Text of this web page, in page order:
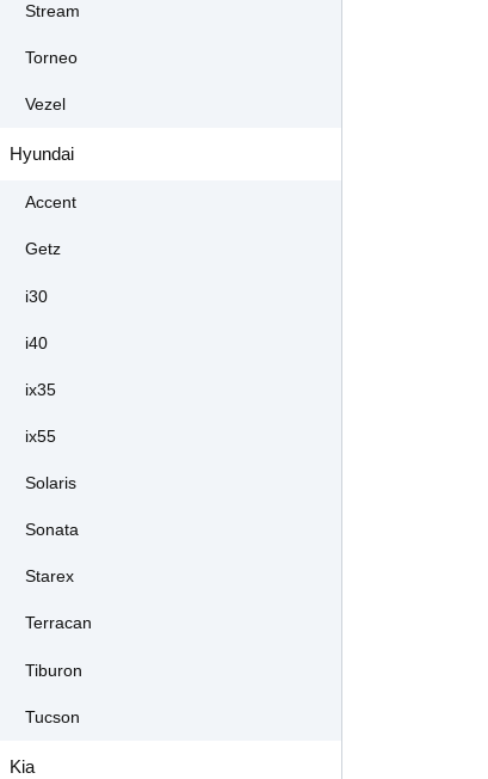
Stream
Torneo
Vezel
Hyundai
Accent
Getz
i30
i40
ix35
ix55
Solaris
Sonata
Starex
Terracan
Tiburon
Tucson
Kia